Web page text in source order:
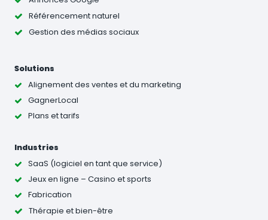
Référencement naturel
Gestion des médias sociaux
Solutions
Alignement des ventes et du marketing
GagnerLocal
Plans et tarifs
Industries
SaaS (logiciel en tant que service)
Jeux en ligne – Casino et sports
Fabrication
Thérapie et bien-être